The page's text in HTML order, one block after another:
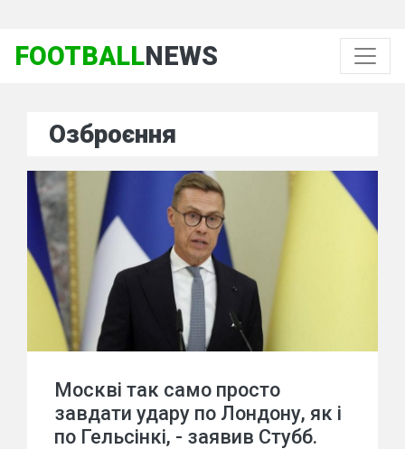
FOOTBALLNEWS
Озброєння
Москві так само просто
завдати удару по Лондону, як і
по Гельсінкі, - заявив Стубб.